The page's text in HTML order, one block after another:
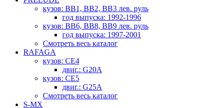
кузов: BB1, BB2, BB3 лев. руль
год выпуска: 1992-1996
кузов: BB6, BB8, BB9 лев. руль
год выпуска: 1997-2001
Смотреть весь каталог
RAFAGA
кузов: CE4
двиг.: G20A
кузов: CE5
двиг.: G25A
Смотреть весь каталог
S-MX